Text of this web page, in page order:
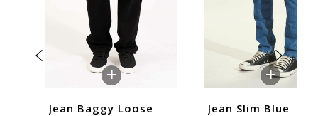
+
Jean Baggy Loose
+
Jean Slim Blue